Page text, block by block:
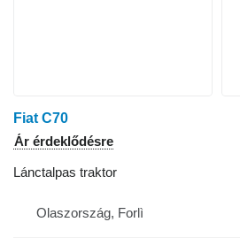
Fiat C70
Ár érdeklődésre
Lánctalpas traktor
Olaszország, Forlì